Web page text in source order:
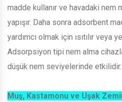
madde kullanır ve havadaki nem
yapışır. Daha sonra adsorbent
yardımcı olmak için ısıtılır veya
Adsorpsiyon tipi nem alma
düşük nem seviyelerinde etkilidir.
Muş, Kastamonu ve Uşak